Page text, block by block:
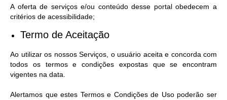
A oferta de serviços e/ou conteúdo desse portal obedecem a
critérios de acessibilidade;
Termo de Aceitação
Ao utilizar os nossos Serviços, o usuário aceita e concorda com
todos os termos e condições expostas que se encontram
vigentes na data.
Alertamos que estes Termos e Condições de Uso poderão ser